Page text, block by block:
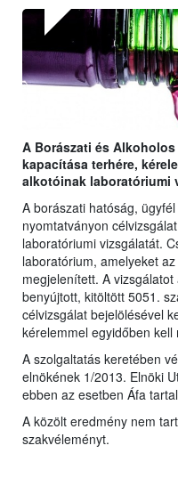
A Borászati és
kapacítása terhére,
alkotóinak laboratóriumi
A borászati hatóság,
nyomtatványon
laboratóriumi vizsgálatát.
laboratórium, amelyeket
megjelenített. A
benyújtott, kitöltött 5051.
célvizsgálat bejelölésével
kérelemmel egyidőben kell
A szolgaltatás keretében
elnökének 1/2013. Elnöki
ebben az esetben Áfa
A közölt eredmény nem
szakvéleményt.